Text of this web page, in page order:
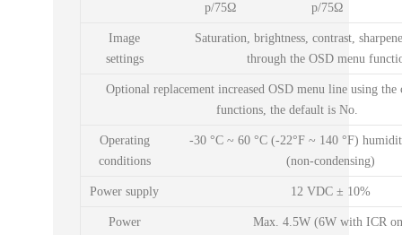
p/75Ω
p/75Ω
Image
settings
Saturation, brightness, contrast,
through the OSD menu
Optional replacement increased OSD menu line using the
functions, the default is No.
Operating
conditions
-30 °C ~ 60 °C (-22°F ~ 140 °F)
(non-condensing)
Power supply 12 VDC ± 10%
Power
Max. 4.5W (6W with ICR